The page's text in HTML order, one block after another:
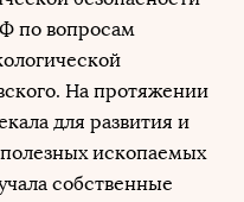
по вопросам
На протяжении
для развития и
ископаемых
собственные